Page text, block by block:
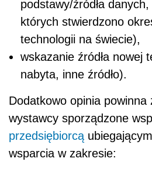
podstawy/źródła
których stwierdzono
technologii na świecie),
wskazanie źródła nowej
nabyta, inne źródło).
Dodatkowo opinia
wystawcy sporządzone
przedsiębiorcą
wsparcia w zakresie: